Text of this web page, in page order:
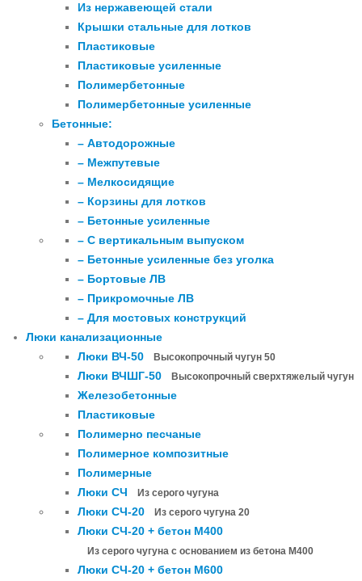
Из нержавеющей стали
Крышки стальные для лотков
Пластиковые
Пластиковые усиленные
Полимербетонные
Полимербетонные усиленные
Бетонные:
– Автодорожные
– Межпутевые
– Мелкосидящие
– Корзины для лотков
– Бетонные усиленные
– С вертикальным выпуском
– Бетонные усиленные без уголка
– Бортовые ЛВ
– Прикромочные ЛВ
– Для мостовых конструкций
Люки канализационные
Люки ВЧ-50
Высокопрочный чугун 50
Люки ВЧШГ-50 Высокопрочный сверхтяжелый чугун
Железобетонные
Пластиковые
Полимерно песчаные
Полимерное композитные
Полимерные
Люки СЧ
Из серого чугуна
Люки СЧ-20 Из серого чугуна 20
Люки СЧ-20 + бетон М400
Из серого чугуна с основанием из бетона М400
Люки СЧ-20 + бетон М600